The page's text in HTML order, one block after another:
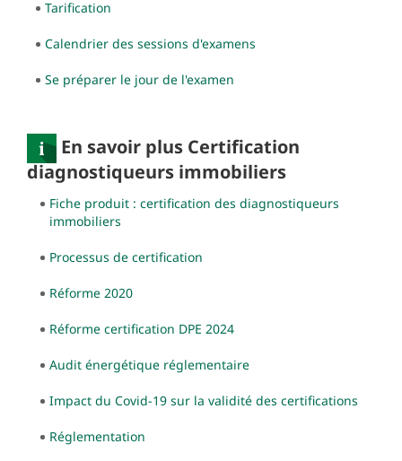
Tarification
Calendrier des sessions d'examens
Se préparer le jour de l'examen
En savoir plus Certification
diagnostiqueurs immobiliers
Fiche produit : certification des diagnostiqueurs
immobiliers
Processus de certification
Réforme 2020
Réforme certification DPE 2024
Audit énergétique réglementaire
Impact du Covid-19 sur la validité des certifications
Réglementation